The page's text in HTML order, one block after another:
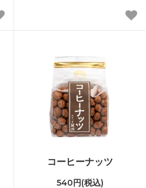
コーヒーナッツ
540円(税込)